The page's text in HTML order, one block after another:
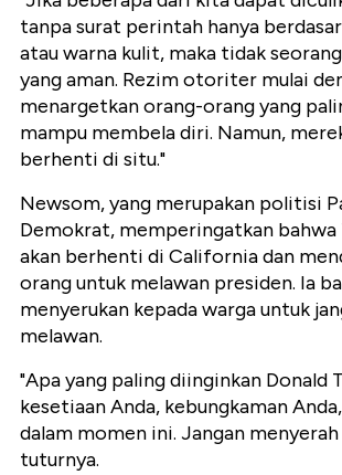
tanpa surat perintah hanya
atau warna kulit, maka tidak
yang aman. Rezim otoriter mulai
menargetkan orang-orang yang
mampu membela diri. Namun,
berhenti di situ."
Newsom, yang merupakan politisi
Demokrat, memperingatkan
akan berhenti di California dan
orang untuk melawan presiden. Ia
menyerukan kepada warga untuk
melawan.
"Apa yang paling diinginkan Donald
kesetiaan Anda, kebungkaman
dalam momen ini. Jangan menyerah
tuturnya.